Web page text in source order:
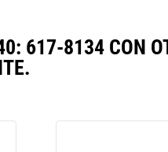
617-8134 CON